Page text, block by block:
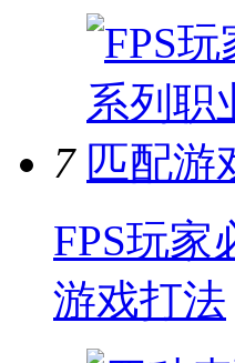
7
FPS玩家
游戏打法